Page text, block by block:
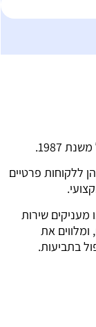
1987.
ללקוחות פרטיים
שירות
את
בתביעות.